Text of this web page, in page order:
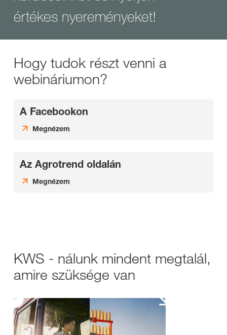
értékes nyereményeket!
Hogy tudok részt venni a
webináriumon?
A Facebookon
Megnézem
Az Agrotrend oldalán
Megnézem
KWS - nálunk mindent megtalál,
amire szüksége van